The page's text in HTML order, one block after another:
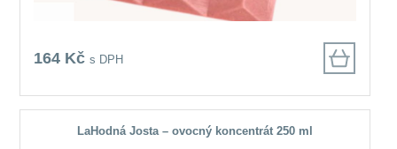
164 Kčs DPH
LaHodná Josta – ovocný koncentrát 250 ml